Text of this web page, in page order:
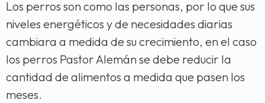
Los perros son como las personas, por lo que sus
niveles energéticos y de necesidades diarias
cambiara a medida de su crecimiento, en el caso
los perros Pastor Alemán se debe reducir la
cantidad de alimentos a medida que pasen los
meses.